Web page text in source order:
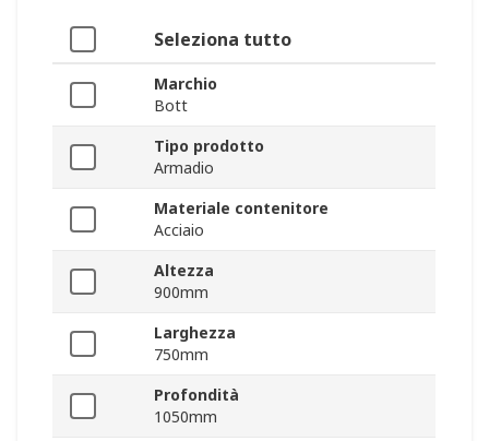
Seleziona tutto
Marchio
Bott
Tipo prodotto
Armadio
Materiale contenitore
Acciaio
Altezza
900mm
Larghezza
750mm
Profondità
1050mm